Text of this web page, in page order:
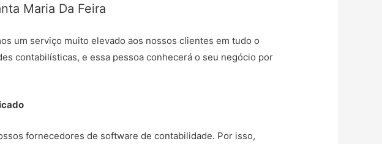
Maria Da Feira
um serviço muito elevado aos nossos clientes em tudo o
contabilísticas, e essa pessoa conhecerá o seu negócio por
fornecedores de software de contabilidade. Por isso,